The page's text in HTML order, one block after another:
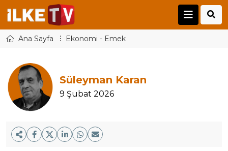
Ana Sayfa Ekonomi - Emek
Süleyman Karan
9 Şubat 2026